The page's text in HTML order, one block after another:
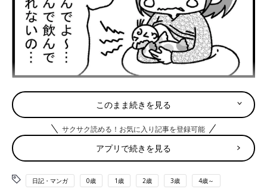
このまま続きを見る
サクサク読める！お気に入り記事を登録可能
アプリで続きを見る
日記・マンガ 0歳 1歳 2歳 3歳 4歳～